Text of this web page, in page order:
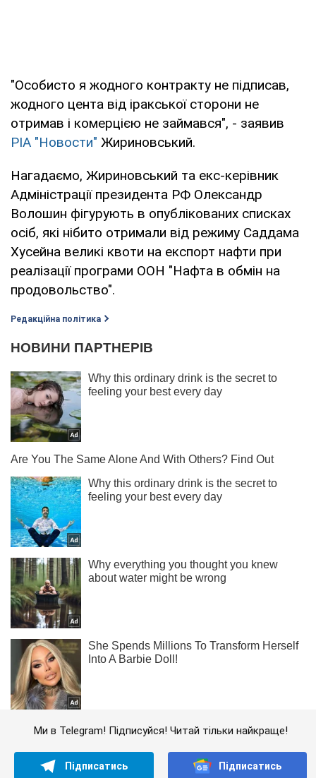
"Особисто я жодного контракту не підписав,
жодного цента від іракської сторони не
отримав і комерцією не займався", - заявив
РІА "Новости" Жириновський.
Нагадаємо, Жириновський та екс-керівник
Адміністрації президента РФ Олександр
Волошин фігурують в опублікованих списках
осіб, які нібито отримали від режиму Саддама
Хусейна великі квоти на експорт нафти при
реалізації програми ООН "Нафта в обмін на
продовольство".
Редакційна політика
Ми в Telegram! Підписуйся! Читай тільки найкраще!
Підписатись Підписатись